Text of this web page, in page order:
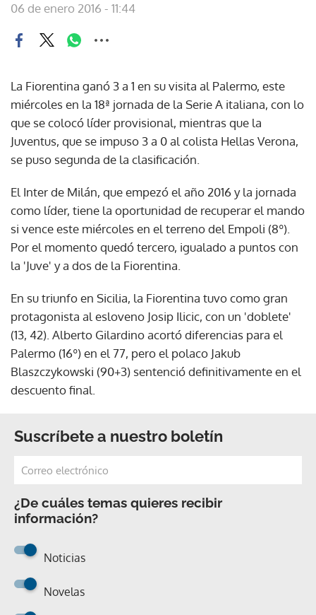
06 de enero 2016 - 11:44
La Fiorentina ganó 3 a 1 en su visita al Palermo, este
miércoles en la 18ª jornada de la Serie A italiana, con lo
que se colocó líder provisional, mientras que la
Juventus, que se impuso 3 a 0 al colista Hellas Verona,
se puso segunda de la clasificación.
El Inter de Milán, que empezó el año 2016 y la jornada
como líder, tiene la oportunidad de recuperar el mando
si vence este miércoles en el terreno del Empoli (8º).
Por el momento quedó tercero, igualado a puntos con
la 'Juve' y a dos de la Fiorentina.
En su triunfo en Sicilia, la Fiorentina tuvo como gran
protagonista al esloveno Josip Ilicic, con un 'doblete'
(13, 42). Alberto Gilardino acortó diferencias para el
Palermo (16º) en el 77, pero el polaco Jakub
Blaszczykowski (90+3) sentenció definitivamente en el
descuento final.
Suscríbete a nuestro boletín
¿De cuáles temas quieres recibir
información?
Noticias
Novelas